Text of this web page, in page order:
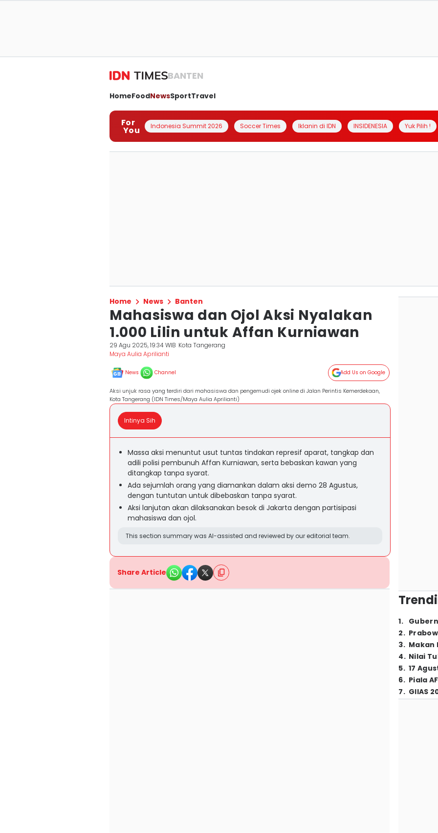
BANTEN
HomeFoodNewsSportTravel
For
You Indonesia Summit 2026 Soccer Times Iklanin di IDN INSIDENESIA Yuk Pilih !
Home News Banten
Mahasiswa dan Ojol Aksi Nyalakan
1.000 Lilin untuk Affan Kurniawan
29 Agu 2025, 19:34 WIB Kota Tangerang
Maya Aulia Aprilianti
News Channel Add Us on Google
Aksi unjuk rasa yang terdiri dari mahasiswa dan pengemudi ojek online di Jalan Perintis Kemerdekaan,
Kota Tangerang (IDN Times/Maya Aulia Aprilianti)
Intinya Sih
Massa aksi menuntut usut tuntas tindakan represif aparat, tangkap dan
adili polisi pembunuh Affan Kurniawan, serta bebaskan kawan yang
ditangkap tanpa syarat.
Ada sejumlah orang yang diamankan dalam aksi demo 28 Agustus,
dengan tuntutan untuk dibebaskan tanpa syarat.
Aksi lanjutan akan dilaksanakan besok di Jakarta dengan partisipasi
mahasiswa dan ojol.
This section summary was AI-assisted and reviewed by our editorial team.
Share Article
1.
2.
3. Makan
4. Nilai
5. 17
6. Piala
7. GIIAS